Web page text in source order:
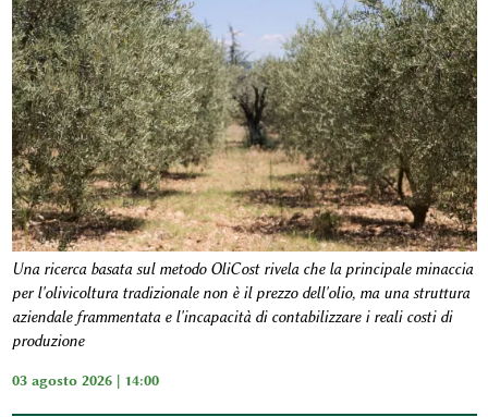
Una ricerca basata sul metodo OliCost rivela che la principale minaccia
per l'olivicoltura tradizionale non è il prezzo dell'olio, ma una struttura
aziendale frammentata e l'incapacità di contabilizzare i reali costi di
produzione
03 agosto 2026 | 14:00